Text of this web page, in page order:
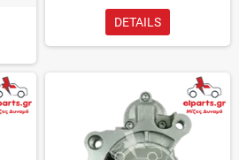
DETAILS